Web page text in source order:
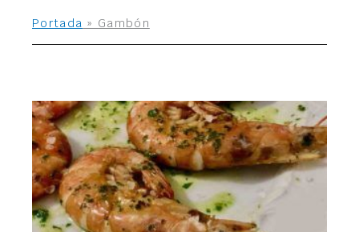
Portada » Gambón